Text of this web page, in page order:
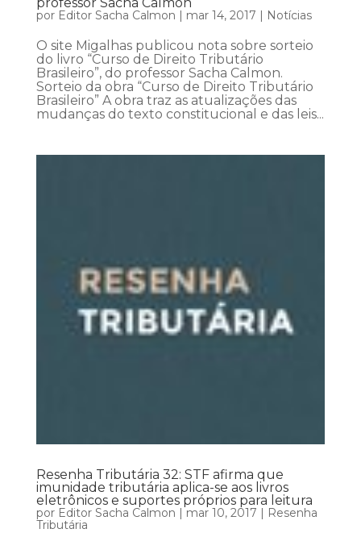
professor Sacha Calmon
por Editor Sacha Calmon mar 14, 2017 Notícias
O site Migalhas publicou nota sobre sorteio
do livro “Curso de Direito Tributário
Brasileiro”, do professor Sacha Calmon.
Sorteio da obra “Curso de Direito Tributário
Brasileiro” A obra traz as atualizações das
mudanças do texto constitucional e das leis...
Resenha Tributária 32: STF afirma que
imunidade tributária aplica-se aos livros
eletrônicos e suportes próprios para leitura
por Editor Sacha Calmon | mar 10, 2017 | Resenha
Tributária